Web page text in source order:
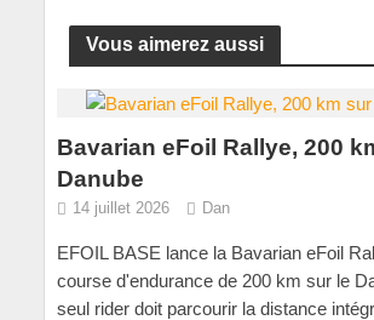
Vous aimerez aussi
Bavarian eFoil Rallye, 200
Danube
14 juillet 2026 Dan
EFOIL BASE lance la Bavarian eFoil
course d'endurance de 200 km sur le
seul rider doit parcourir la distance